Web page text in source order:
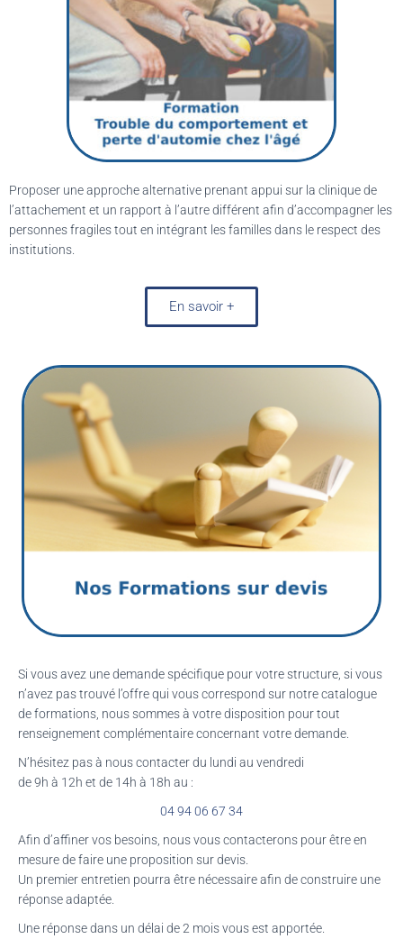
Proposer une approche alternative prenant appui sur la clinique de
l’attachement et un rapport à l’autre différent afin d’accompagner les
personnes fragiles tout en intégrant les familles dans le respect des
institutions.
En savoir +
Si vous avez une demande spécifique pour votre structure, si vous
n’avez pas trouvé l’offre qui vous correspond sur notre catalogue
de formations, nous sommes à votre disposition pour tout
renseignement complémentaire concernant votre demande.
N’hésitez pas à nous contacter du lundi au vendredi
de 9h à 12h et de 14h à 18h au :
04 94 06 67 34
Afin d’affiner vos besoins, nous vous contacterons pour être en
mesure de faire une proposition sur devis.
Un premier entretien pourra être nécessaire afin de construire une
réponse adaptée.
Une réponse dans un délai de 2 mois vous est apportée.